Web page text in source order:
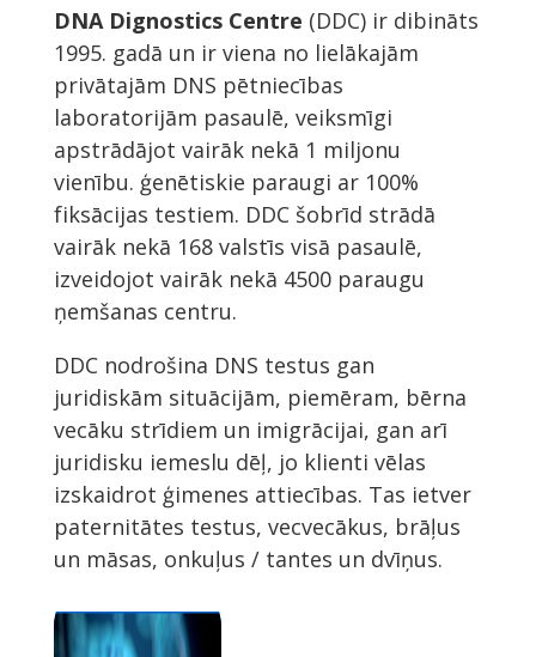
DNA Dignostics Centre (DDC) ir dibināts
1995. gadā un ir viena no lielākajām
privātajām DNS pētniecības
laboratorijām pasaulē, veiksmīgi
apstrādājot vairāk nekā 1 miljonu
vienību. ģenētiskie paraugi ar 100%
fiksācijas testiem. DDC šobrīd strādā
vairāk nekā 168 valstīs visā pasaulē,
izveidojot vairāk nekā 4500 paraugu
ņemšanas centru.
DDC nodrošina DNS testus gan
juridiskām situācijām, piemēram, bērna
vecāku strīdiem un imigrācijai, gan arī
juridisku iemeslu dēļ, jo klienti vēlas
izskaidrot ģimenes attiecības. Tas ietver
paternitātes testus, vecvecākus, brāļus
un māsas, onkuļus / tantes un dvīņus.